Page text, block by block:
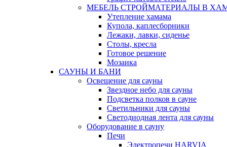
МЕБЕЛЬ СТРОЙМАТЕРИАЛЫ В
Утепление хамама
Купола, каплесборники
Лежаки, лавки, сиденье
Столы, кресла
Готовое решение
Мозаика
САУНЫ И БАНИ
Освещение для сауны
Звездное небо для сауны
Подсветка полков в сауне
Светильники для сауны
Светодиодная лента для сауны
Оборудование в сауну
Печи
Электропечи HARVIA